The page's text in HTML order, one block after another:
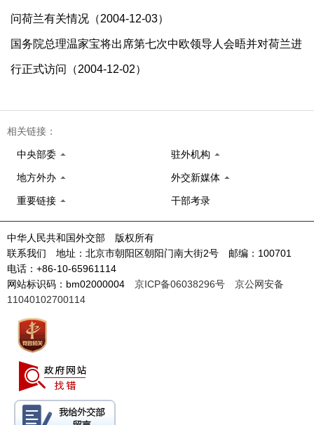
问荷兰有关情况（2004-12-03）
国务院总理温家宝将出席第七次中欧领导人会晤并对荷兰进
行正式访问（2004-12-02）
相关链接：
中央部委 驻外机构
地方外办 外交新媒体
重要链接 干部考录
中华人民共和国外交部 版权所有
联系我们 地址：北京市朝阳区朝阳门南大街2号 邮编：100701
电话：+86-10-65961114
网站标识码：bm02000004 京ICP备06038296号
京公网安备
11040102700114